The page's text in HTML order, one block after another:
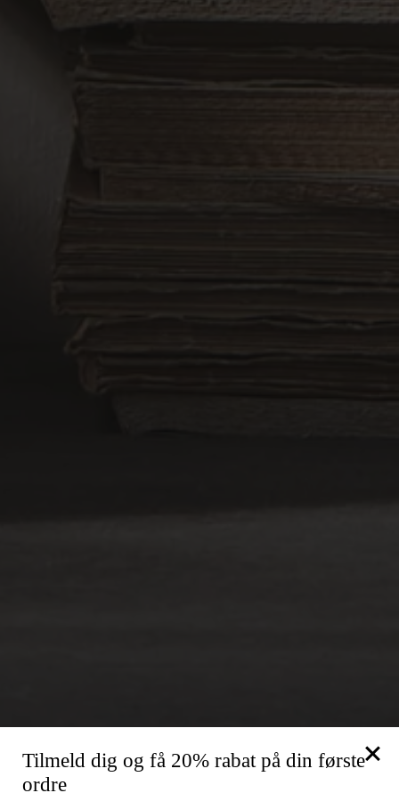
Tilmeld dig og få 20% rabat på din første
ordre